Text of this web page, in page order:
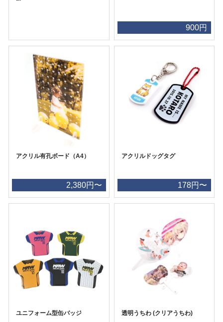
900円
アクリル有孔ボード（A4）
2,380円〜
アクリルドッグタグ
178円〜
ユニフォーム型缶バッジ 透明うちわ (クリアうちわ)